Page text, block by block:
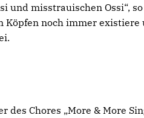
und misstrauischen Ossi“,
Köpfen noch immer existiere
des Chores „More & More